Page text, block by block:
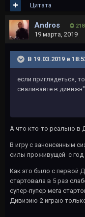
Цитата
Andros 218
19 марта, 2019
В 19.03.2019 в
если приглядеться,
сваливайте в
А что кто-то реально в
В игру с занонсенным
силы проживущей с год
Как это было с первой
стартовала в 5 раз
супер-пупер мега
Дивизию-2 играю